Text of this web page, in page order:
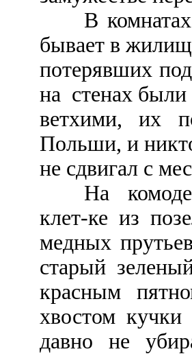
В комнатах
бывает в
потерявших
на стенах
ветхими, их
Польши, и
не сдвигал с
На комоде
клет-ке из
медных
старый
красным
хвостом кучки
давно не